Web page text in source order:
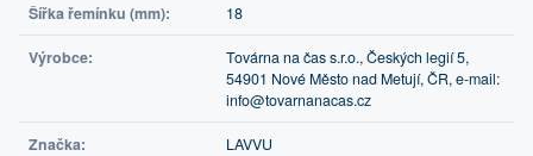
Šířka řemínku (mm): 18
Výrobce:
Továrna na čas s.r.o., Českých legií 5,
54901 Nové Město nad Metují, ČR, e-mail:
info@tovarnanacas.cz
Značka: LAVVU